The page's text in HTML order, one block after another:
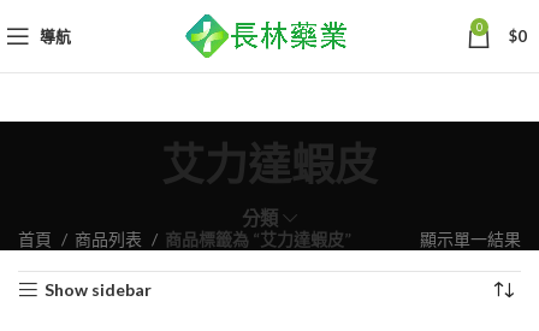
導航 0 $0
艾力達蝦皮
分類
首頁 商品列表 商品標籤為 “艾力達蝦皮” 顯示單一結果
Show sidebar